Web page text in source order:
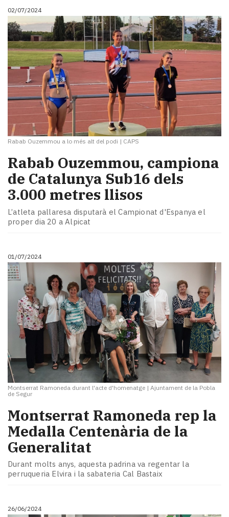
02/07/2024
Rabab Ouzemmou a lo més alt del podi | CAPS
Rabab Ouzemmou, campiona
de Catalunya Sub16 dels
3.000 metres llisos
L’atleta pallaresa disputarà el Campionat d'Espanya el
proper dia 20 a Alpicat
01/07/2024
Montserrat Ramoneda durant l'acte d'homenatge | Ajuntament de la Pobla
de Segur
Montserrat Ramoneda rep la
Medalla Centenària de la
Generalitat
Durant molts anys, aquesta padrina va regentar la
perruqueria Elvira i la sabateria Cal Bastaix
26/06/2024